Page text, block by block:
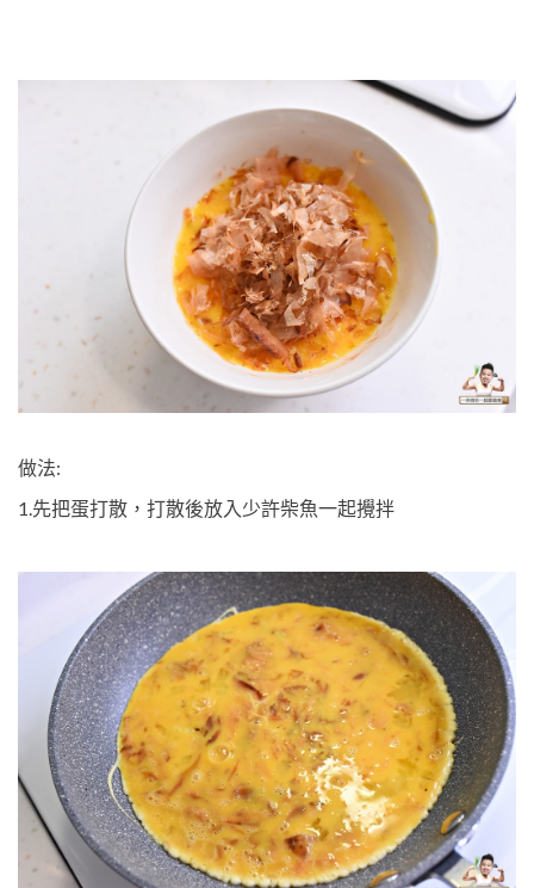
做法:
1.先把蛋打散，打散後放入少許柴魚一起攪拌